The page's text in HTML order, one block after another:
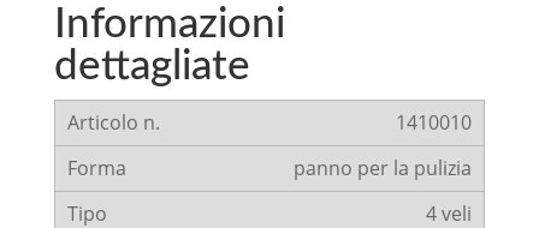
Informazioni
dettagliate
1410010
panno per la pulizia
4 veli